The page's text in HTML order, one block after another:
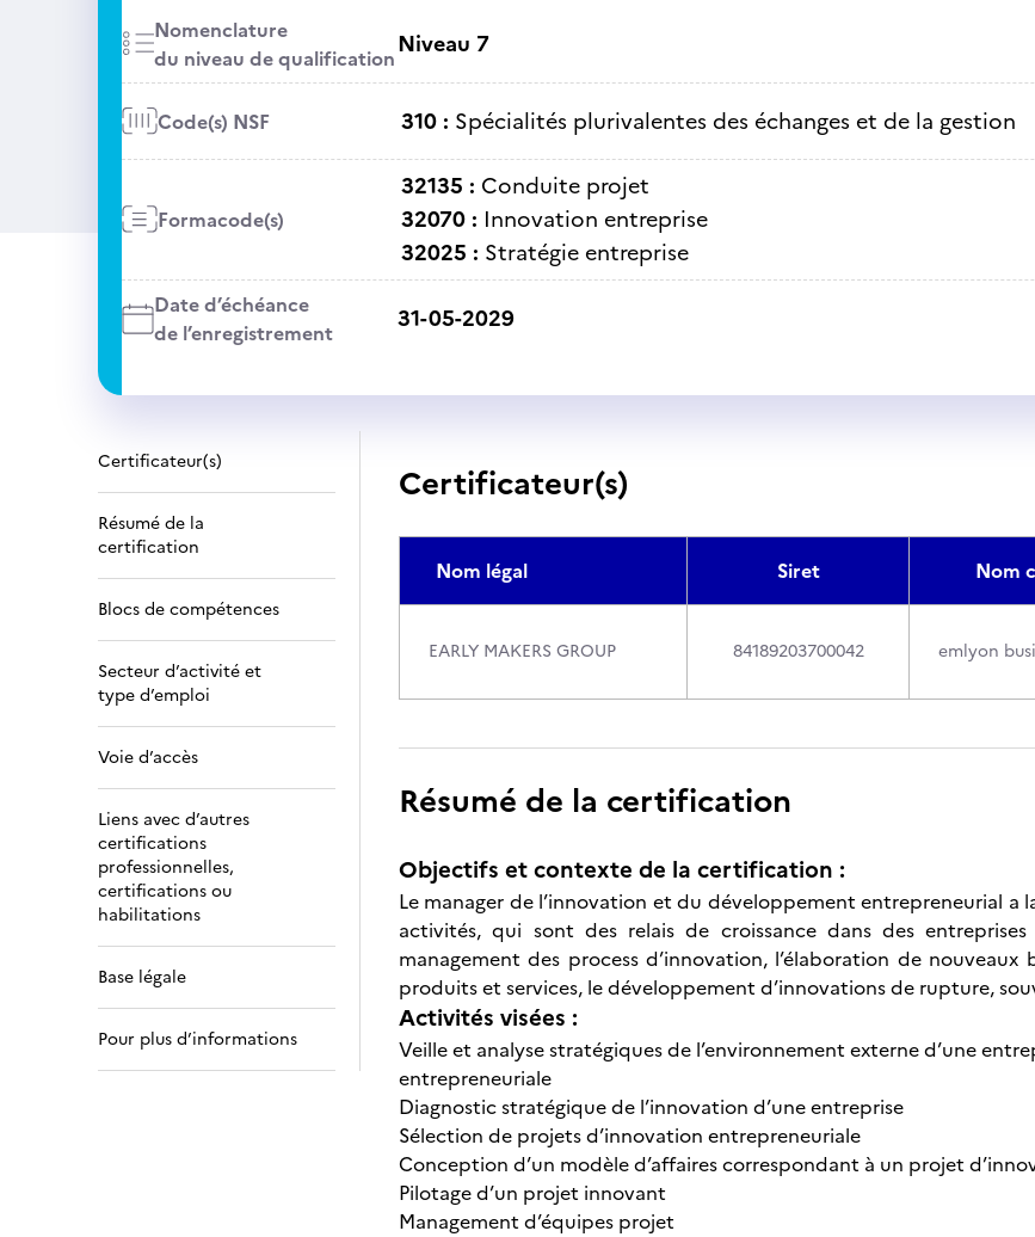
Nomenclature
du niveau de qualificationNiveau 7
Code(s) NSF 310 : Spécialités plurivalentes des échanges et de la gestion
Formacode(s)
32135 : Conduite projet
32070 : Innovation entreprise
32025 : Stratégie entreprise
Date d’échéance
de l’enregistrement
31-05-2029
Certificateur(s)
Résumé de la
certification
Blocs de compétences
Secteur d’activité et
type d’emploi
Voie d’accès
Liens avec d’autres
certifications
professionnelles,
certifications ou
habilitations
Base légale
Pour plus d’informations
Certificateur(s)
Nom légal Siret Nom
EARLY MAKERS GROUP 84189203700042 emlyon
Résumé de la certification
Objectifs et contexte de la certification :
Le manager de l’innovation et du développement entrepreneurial a
activités, qui sont des relais de croissance dans des
management des process d’innovation, l’élaboration de
produits et services, le développement d’innovations de rupture,
Activités visées :
Veille et analyse stratégiques de l’environnement externe d’une
entrepreneuriale
Diagnostic stratégique de l’innovation d’une entreprise
Sélection de projets d’innovation entrepreneuriale
Conception d’un modèle d’affaires correspondant à un projet
Pilotage d’un projet innovant
Management d’équipes projet